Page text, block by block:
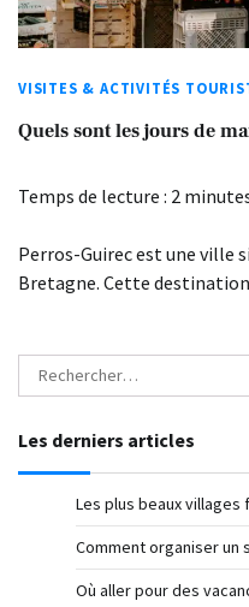
VISITES & ACTIVITÉS
Quels sont les jours de
Temps de lecture : 2
Perros-Guirec est une ville
Bretagne. Cette
Rechercher :
Les derniers articles
Les plus beaux
Comment organiser un
Où aller pour des